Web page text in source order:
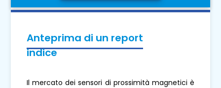
Anteprima di un report
indice
Il mercato dei sensori di prossimità magnetici è